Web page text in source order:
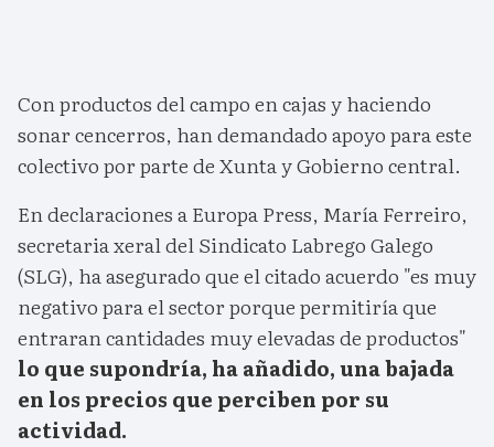
Con productos del campo en cajas y haciendo
sonar cencerros, han demandado apoyo para este
colectivo por parte de Xunta y Gobierno central.
En declaraciones a Europa Press, María Ferreiro,
secretaria xeral del Sindicato Labrego Galego
(SLG), ha asegurado que el citado acuerdo "es muy
negativo para el sector porque permitiría que
entraran cantidades muy elevadas de productos"
lo que supondría, ha añadido, una bajada
en los precios que perciben por su
actividad.